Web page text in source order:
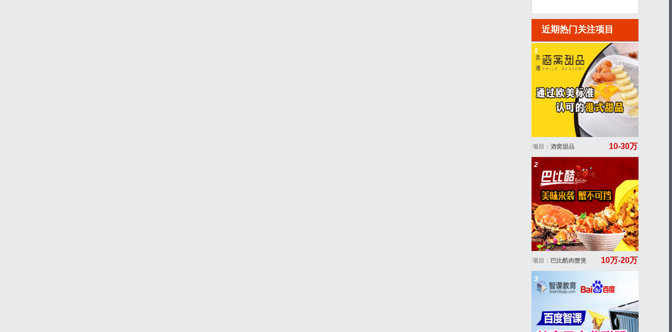
近期热门关注项目
1
项目： 酒窝甜品 10-30万
2
项目： 巴比酷肉蟹煲 10万-20万
3